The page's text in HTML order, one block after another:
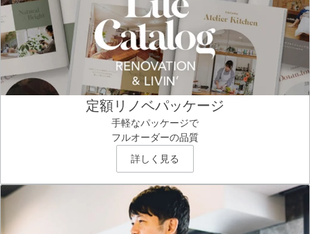
定額リノベパッケージ
手軽なパッケージで
フルオーダーの品質
詳しく見る